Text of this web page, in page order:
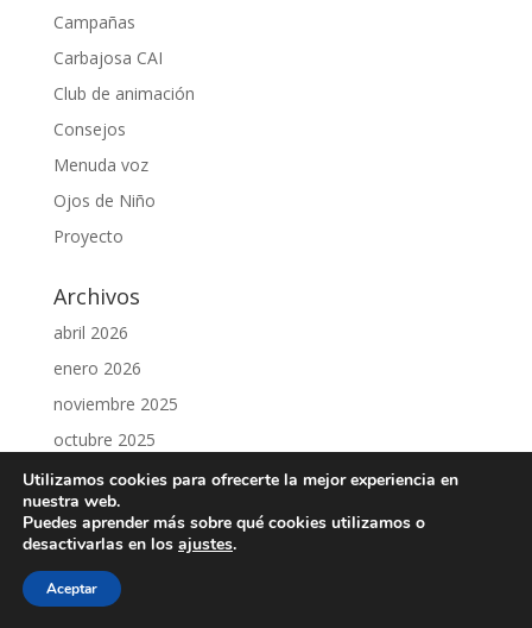
Campañas
Carbajosa CAI
Club de animación
Consejos
Menuda voz
Ojos de Niño
Proyecto
Archivos
abril 2026
enero 2026
noviembre 2025
octubre 2025
mayo 2025
abril 2025
febrero 2025
septiembre 2024
Utilizamos cookies para ofrecerte la mejor experiencia en
nuestra web.
Puedes aprender más sobre qué cookies utilizamos o
desactivarlas en los ajustes.
Aceptar